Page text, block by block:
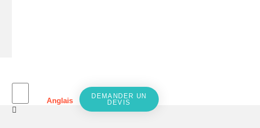
Anglais
DEMANDER UN
DEVIS